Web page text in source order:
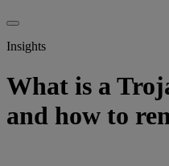
Insights
What is a
and how to